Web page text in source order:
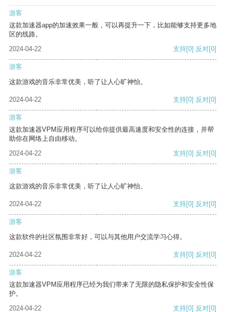
游客
这款加速器app的加速效果一般，可以再提升一下，比如能够支持更多地
区的线路。
2024-04-22
支持[0] 反对[0]
游客
这款游戏的音乐非常优美，听了让人心旷神怡。
2024-04-22 支持[0] 反对[0]
游客
这款加速器VPM应用程序可以给你提供最高速度和安全性的连接，并帮
助你在网络上自由移动。
2024-04-22
支持[0] 反对[0]
游客
这款游戏的音乐非常优美，听了让人心旷神怡。
2024-04-22 支持[0] 反对[0]
游客
这款软件的社区氛围非常好，可以与其他用户交流学习心得。
2024-04-22 支持[0] 反对[0]
游客
这款加速器VPM应用程序已经为我们带来了无限的隐私保护和安全性保
护。
2024-04-22
支持[0] 反对[0]